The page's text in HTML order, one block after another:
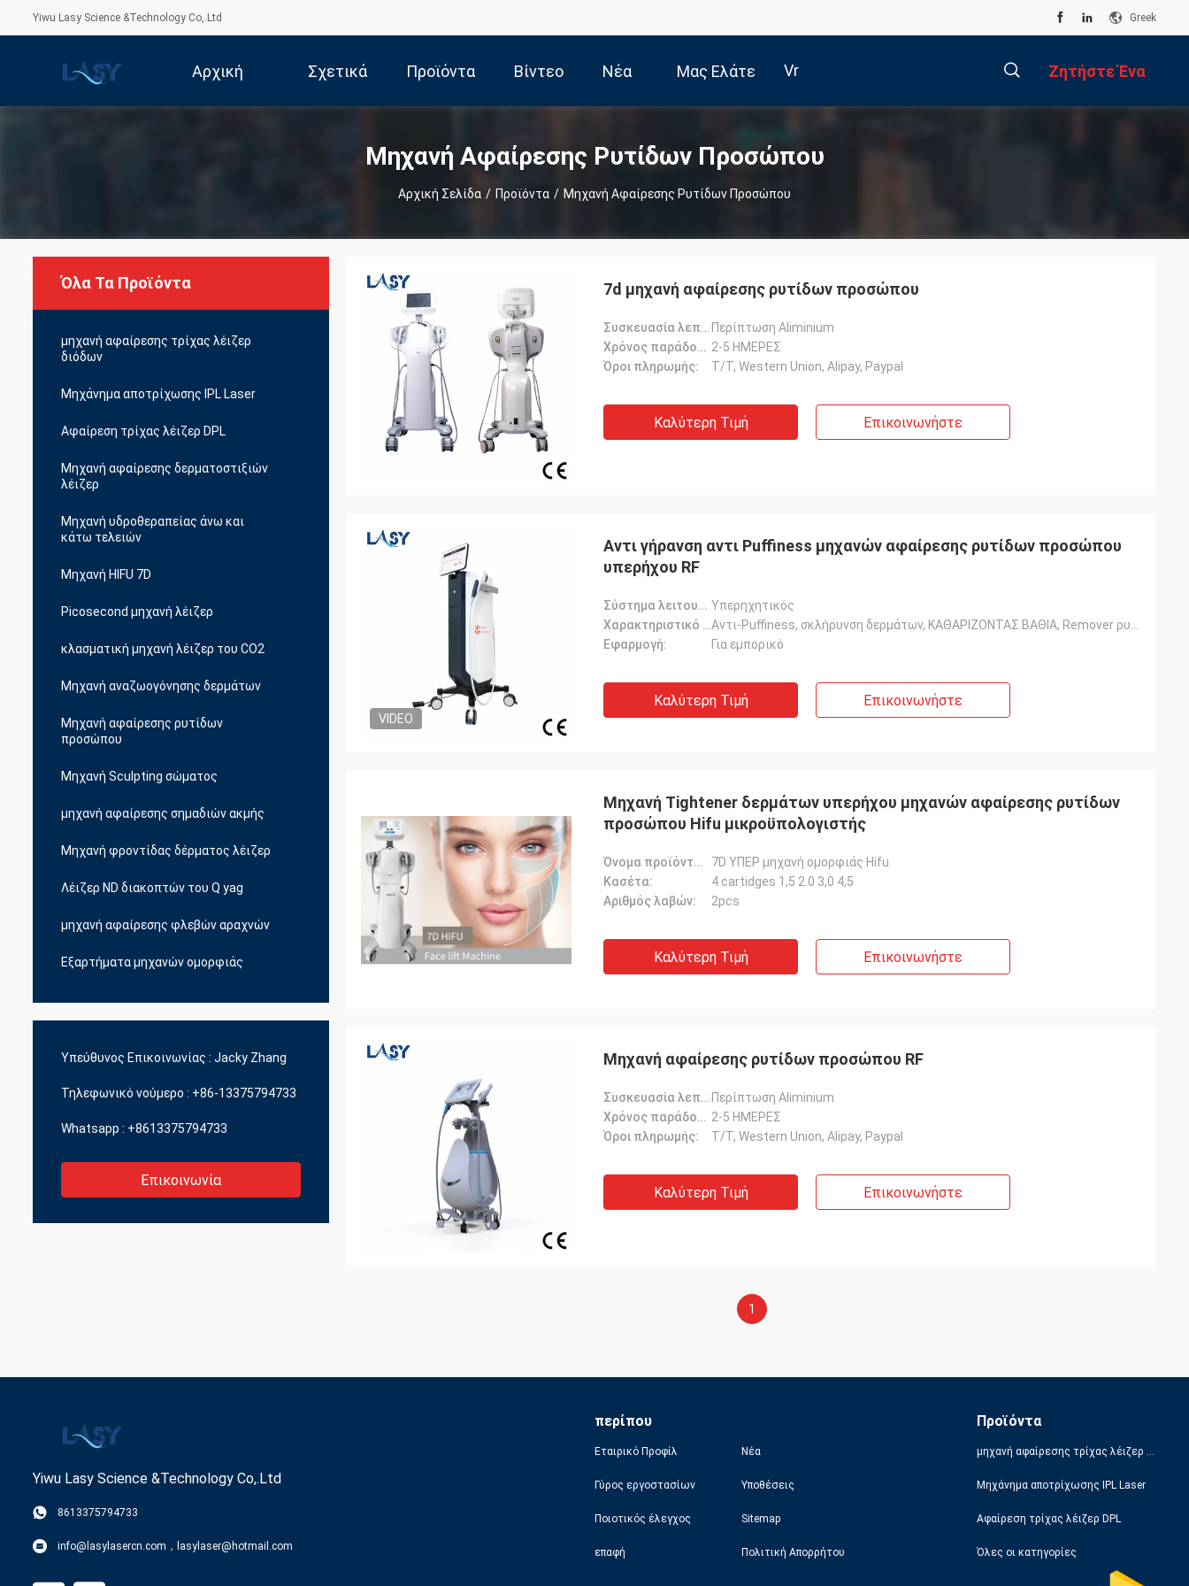
Yiwu Lasy Science &Technology Co,.Ltd Greek
Αρχική Σχετικά
Με Εμάς
Προϊόντα Βίντεο Νέα Μας Ελάτε
Σε Επαφή
Vr Ζητήστε Ένα
Απόσπασμα
Μηχανή Αφαίρεσης Ρυτίδων Προσώπου
Αρχική Σελίδα / Προϊόντα / Μηχανή Αφαίρεσης Ρυτίδων Προσώπου
Όλα Τα Προϊόντα
μηχανή αφαίρεσης τρίχας λέιζερ
διόδων
Μηχάνημα αποτρίχωσης IPL Laser
Αφαίρεση τρίχας λέιζερ DPL
Μηχανή αφαίρεσης δερματοστιξιών
λέιζερ
Μηχανή υδροθεραπείας άνω και
κάτω τελειών
Μηχανή HIFU 7D
Picosecond μηχανή λέιζερ
κλασματική μηχανή λέιζερ του CO2
Μηχανή αναζωογόνησης δερμάτων
Μηχανή αφαίρεσης ρυτίδων
προσώπου
Μηχανή Sculpting σώματος
μηχανή αφαίρεσης σημαδιών ακμής
Μηχανή φροντίδας δέρματος λέιζερ
Λέιζερ ND διακοπτών του Q yag
μηχανή αφαίρεσης φλεβών αραχνών
Εξαρτήματα μηχανών ομορφιάς
Υπεύθυνος Επικοινωνίας : Jacky Zhang
Τηλεφωνικό νούμερο : +86-13375794733
Whatsapp : +8613375794733
Επικοινωνία
7d μηχανή αφαίρεσης ρυτίδων προσώπου
Συσκευασία λεπτομέρειες: Περίπτωση Aliminium
Χρόνος παράδοσης: 2-5 ΗΜΕΡΕΣ
Όροι πληρωμής:
T/T, Western Union, Alipay, Paypal
Καλύτερη Τιμή Επικοινωνήστε
VIDEO
Αντι γήρανση αντι Puffiness μηχανών αφαίρεσης ρυτίδων προσώπου
υπερήχου RF
Σύστημα λειτουργίας: Υπερηχητικός
Χαρακτηριστικό γνώρισμα:
Εφαρμογή:
Για εμπορικό
Καλύτερη Τιμή Επικοινωνήστε
Μηχανή Tightener δερμάτων υπερήχου μηχανών αφαίρεσης ρυτίδων
προσώπου Hifu μικροϋπολογιστής
Όνομα προϊόντων:
7D ΥΠΕΡ μηχανή ομορφιάς Hifu
Κασέτα:
4 cartidges 1,5 2.0 3,0 4,5
Αριθμός λαβών:
2pcs
Καλύτερη Τιμή Επικοινωνήστε
Μηχανή αφαίρεσης ρυτίδων προσώπου RF
Συσκευασία λεπτομέρειες: Περίπτωση Aliminium
Χρόνος παράδοσης: 2-5 ΗΜΕΡΕΣ
Όροι πληρωμής:
T/T, Western Union, Alipay, Paypal
Καλύτερη Τιμή Επικοινωνήστε
1
Yiwu Lasy Science &Technology Co,.Ltd
8613375794733
info@lasylasercn.com，lasylaser@hotmail.com
περίπου
Εταιρικό Προφίλ
Γύρος εργοστασίων
Ποιοτικός έλεγχος
επαφή
Νέα
Υποθέσεις
Sitemap
Πολιτική Απορρήτου
Προϊόντα
μηχανή αφαίρεσης τρίχας λέιζερ διόδων
Μηχάνημα αποτρίχωσης IPL Laser
Αφαίρεση τρίχας λέιζερ DPL
Όλες οι κατηγορίες